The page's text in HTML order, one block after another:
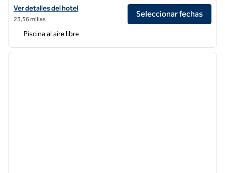
Ver detalles del hotel Hilton Garden Inn Jacksonville JTB/Deerwood
Ver detalles del hotel
23,56 millas
Seleccionar fechas
Piscina al aire libre
1 de 12